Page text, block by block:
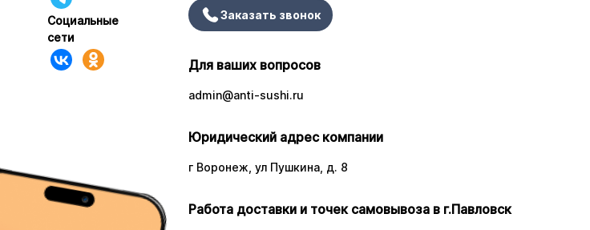
Социальные
сети
Заказать звонок
Для ваших вопросов
admin@anti-sushi.ru
Юридический адрес компании
г Воронеж, ул Пушкина, д. 8
Работа доставки и точек самовывоза в г.Павловск